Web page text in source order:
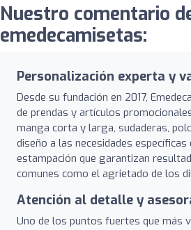
Nuestro comentario
emedecamisetas:
Personalización experta y
Desde su fundación en 2017,
de prendas y artículos
manga corta y larga, sudaderas,
diseño a las necesidades
estampación que garantizan
comunes como el agrietado de los
Atención al detalle y
Uno de los puntos fuertes que más